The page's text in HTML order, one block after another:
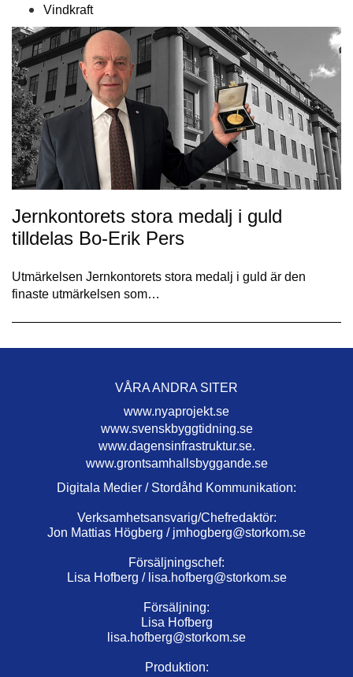
Vindkraft
Jernkontorets stora medalj i guld
tilldelas Bo-Erik Pers
Utmärkelsen Jernkontorets stora medalj i guld är den
finaste utmärkelsen som…
VÅRA ANDRA SITER
www.nyaprojekt.se
www.svenskbyggtidning.se
www.dagensinfrastruktur.se.
www.grontsamhallsbyggande.se
Digitala Medier / Stordåhd Kommunikation:
Verksamhetsansvarig/Chefredaktör:
Jon Mattias Högberg / jmhogberg@storkom.se
Försäljningschef:
Lisa Hofberg / lisa.hofberg@storkom.se
Försäljning:
Lisa Hofberg
lisa.hofberg@storkom.se
Produktion: